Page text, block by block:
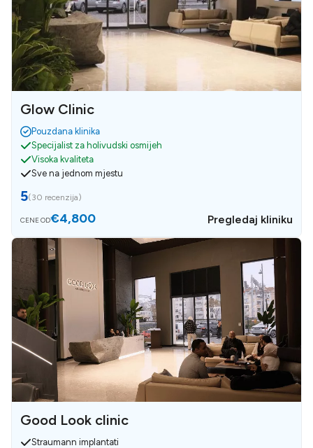
Glow Clinic
Pouzdana klinika
Specijalist za holivudski osmijeh
Visoka kvaliteta
Sve na jednom mjestu
5(30 recenzija)
CENE OD€4,800 Pregledaj kliniku
Good Look clinic
Straumann implantati